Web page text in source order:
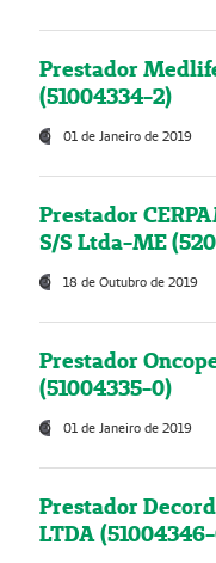
Prestador
(51004334-2)
01 de Janeiro de 2019
Prestador
S/S Ltda-ME
18 de Outubro de 2019
Prestador
(51004335-0)
01 de Janeiro de 2019
Prestador
LTDA